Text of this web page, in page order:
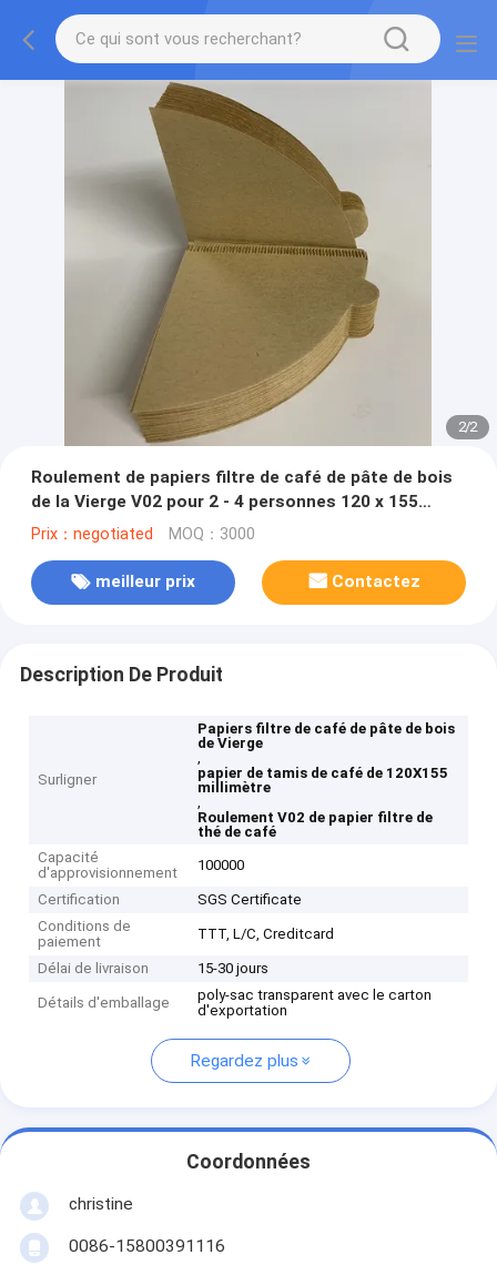
2/2
Roulement de papiers filtre de café de pâte de bois
de la Vierge V02 pour 2 - 4 personnes 120 x 155
millimètres
Prix：negotiated MOQ：3000
meilleur prix Contactez
Description De Produit
Surligner
Papiers filtre de café de pâte de bois
de Vierge
,
papier de tamis de café de 120X155
millimètre
,
Roulement V02 de papier filtre de
thé de café
Capacité
d'approvisionnement
100000
Certification
SGS Certificate
Conditions de
paiement
TTT, L/C, Creditcard
Délai de livraison 15-30 jours
Détails d'emballage
poly-sac transparent avec le carton
d'exportation
Regardez plus
Coordonnées
christine
0086-15800391116